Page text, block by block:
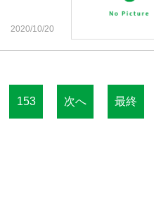
2020/10/20
153 次へ 最終